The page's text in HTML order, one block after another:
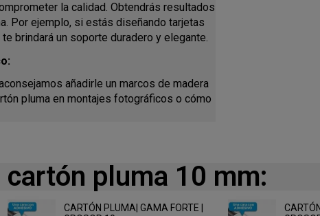
la calidad. Obtendrás resultados
Por ejemplo, si estás diseñando tarjetas
brindará un soporte duradero y elegante.
añadirle un marcos de madera
pluma en montajes fotográficos o cómo
pluma 10 mm:
CARTÓN PLUMA| GAMA FORTE |